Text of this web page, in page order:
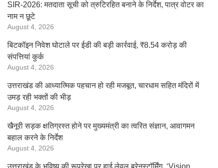
SIR-2026: मतदाता सूची को त्रुटिरहित बनाने के निर्देश, पात्र वोटर का
नाम न छूटे
August 4, 2026
बिटकॉइन निवेश घोटाले पर ईडी की बड़ी कार्रवाई, ₹8.54 करोड़ की
संपत्तियां कुर्क
August 4, 2026
उत्तराखंड की आध्यात्मिक पहचान हो रही मजबूत, चारधाम सहित मंदिरों में
उमड़ रही भक्तों की भीड़
August 4, 2026
खैनूरी सड़क क्षतिग्रस्त होने पर मुख्यमंत्री का त्वरित संज्ञान, आवागमन
बहाल करने के निर्देश
August 4, 2026
उत्तराखंड के भविष्य की रूपरेखा पर हाई लेवल ब्रेनस्टॉर्मिंग, ‘Vision